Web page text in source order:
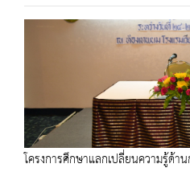
โครงการศึกษาแลกเปลี่ยนความรู้ด้